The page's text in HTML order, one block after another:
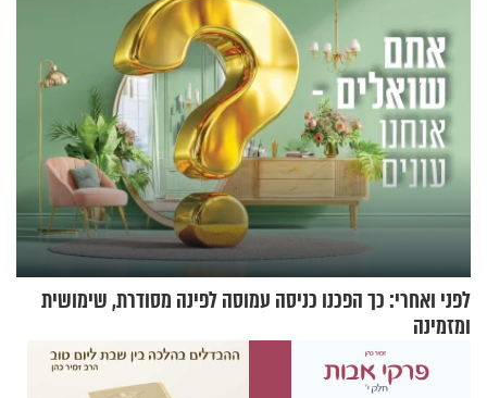
לפני ואחרי: כך הפכנו כניסה עמוסה לפינה מסודרת, שימושית
ומזמינה